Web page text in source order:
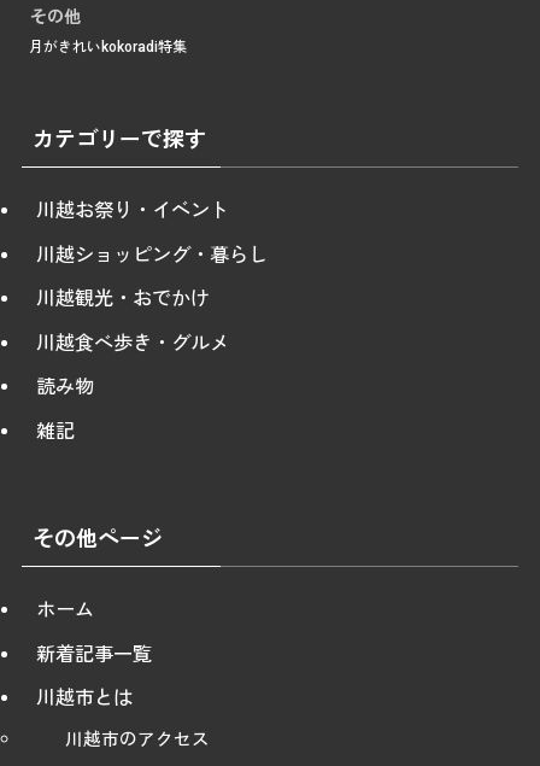
その他
月がきれい kokoradi特集
カテゴリーで探す
川越お祭り・イベント
川越ショッピング・暮らし
川越観光・おでかけ
川越食べ歩き・グルメ
読み物
雑記
その他ページ
ホーム
新着記事一覧
川越市とは
川越市のアクセス